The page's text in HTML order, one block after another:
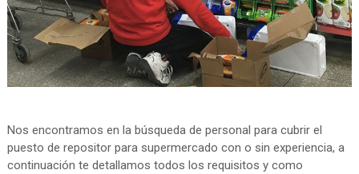
Nos encontramos en la búsqueda de personal para cubrir el
puesto de repositor para supermercado con o sin experiencia, a
continuación te detallamos todos los requisitos y como